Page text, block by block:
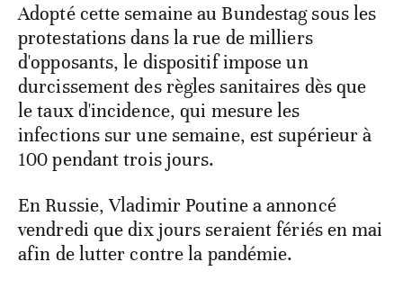
Adopté cette semaine au Bundestag sous les
protestations dans la rue de milliers
d'opposants, le dispositif impose un
durcissement des règles sanitaires dès que
le taux d'incidence, qui mesure les
infections sur une semaine, est supérieur à
100 pendant trois jours.
En Russie, Vladimir Poutine a annoncé
vendredi que dix jours seraient fériés en mai
afin de lutter contre la pandémie.